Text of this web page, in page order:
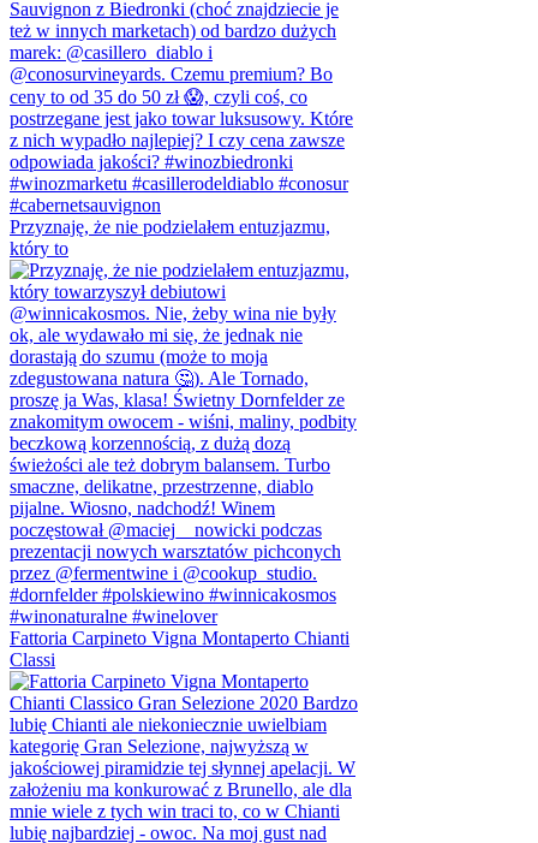
Przyznaję, że nie podzielałem entuzjazmu,
który to
Fattoria Carpineto Vigna Montaperto Chianti
Classi